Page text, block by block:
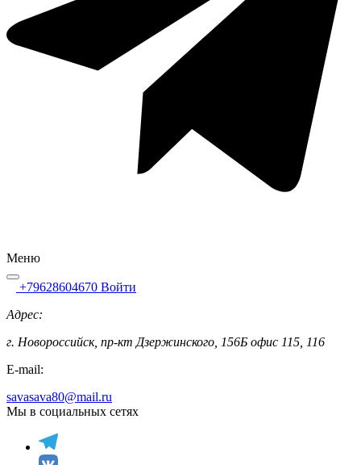
Меню
+79628604670 Войти
Адрес:
г. Новороссийск, пр-кт Дзержинского, 156Б офис 115, 116
E-mail:
savasava80@mail.ru
Мы в социальных сетях